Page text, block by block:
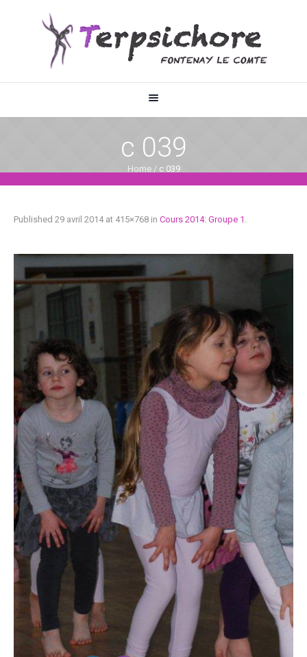
c 039
Home / c 039
Published 29 avril 2014at 415×768 in Cours 2014: Groupe 1 .